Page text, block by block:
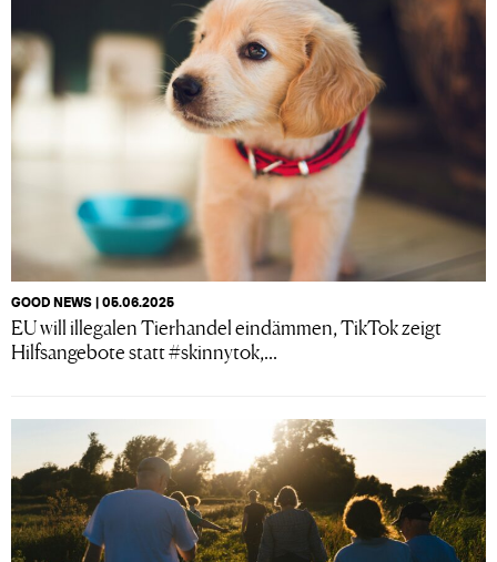
GOOD NEWS | 05.06.2025
EU will illegalen Tierhandel eindämmen, TikTok zeigt
Hilfsangebote statt #skinnytok,...